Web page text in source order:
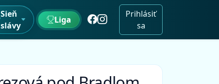
Sieň
slávy
Liga
Prihlásiť
sa